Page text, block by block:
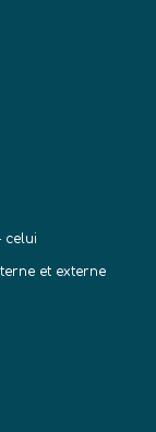
celui
et externe